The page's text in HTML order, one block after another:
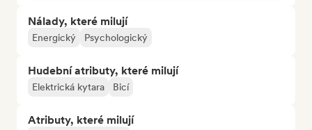
Nálady, které milují
Energický Psychologický
Hudební atributy, které milují
Elektrická kytara Bicí
Atributy, které milují